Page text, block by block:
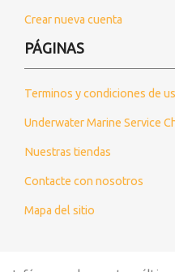
Crear nueva cuenta
PÁGINAS
Terminos y condiciones de
Underwater Marine Service
Nuestras tiendas
Contacte con nosotros
Mapa del sitio